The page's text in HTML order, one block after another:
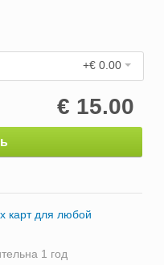
+€ 0.00
€ 15.00
карт для любой
1 год